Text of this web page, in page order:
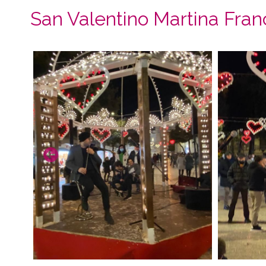
San Valentino Martina